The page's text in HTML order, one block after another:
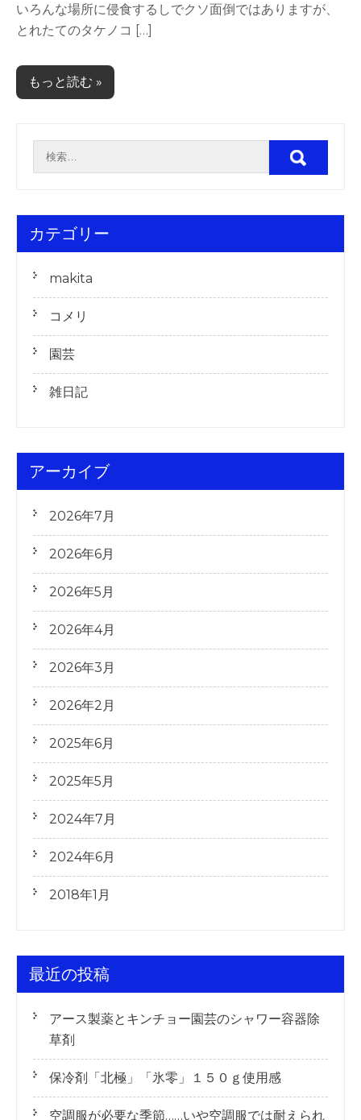
いろんな場所に侵食するしでクソ面倒ではありますが、
とれたてのタケノコ […]
もっと読む »
カテゴリー
makita
コメリ
園芸
雑日記
アーカイブ
2026年7月
2026年6月
2026年5月
2026年4月
2026年3月
2026年2月
2025年6月
2025年5月
2024年7月
2024年6月
2018年1月
最近の投稿
アース製薬とキンチョー園芸のシャワー容器除
草剤
保冷剤「北極」「氷零」１５０ｇ使用感
空調服が必要な季節……いや空調服では耐えられ